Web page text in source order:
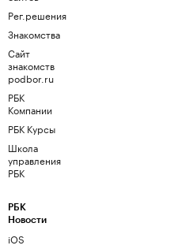
Рег.решения
Знакомства
Сайт
знакомств
podbor.ru
РБК
Компании
РБК Курсы
Школа
управления
РБК
РБК
Новости
iOS